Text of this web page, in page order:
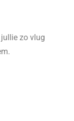
zo vlug